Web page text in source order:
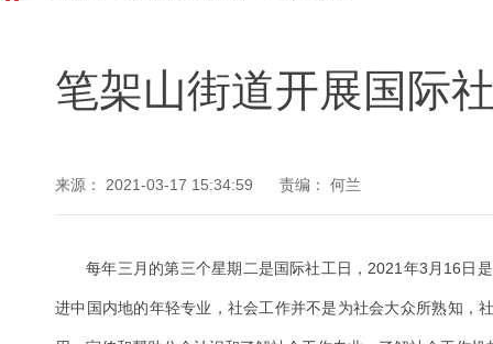
笔架山街道开展国际
来源： 2021-03-17 15:34:59 责编： 何兰
每年三月的第三个星期二是国际社工日，2021年3月16日
进中国内地的年轻专业，社会工作并不是为社会大众所熟知，